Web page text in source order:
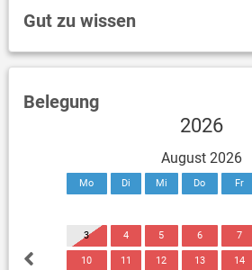
Gut zu wissen
Belegung
2026
August 2026
Mo Di Mi Do Fr
3 4 5 6 7
10 11 12 13 14